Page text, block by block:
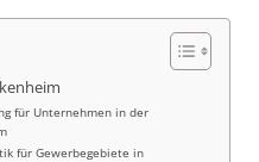
für Unternehmen in der
für Gewerbegebiete in